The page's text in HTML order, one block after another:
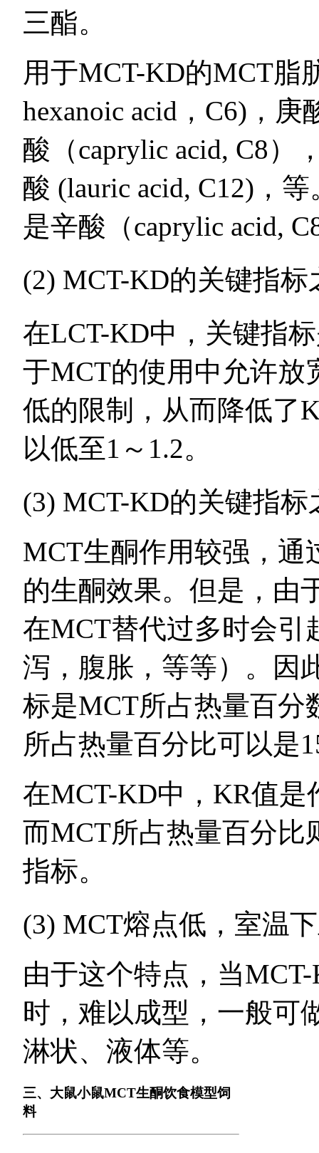
三酯。
用于MCT-KD的MCT脂
hexanoic acid，C6)，庚
酸（caprylic acid, C8）
酸 (lauric acid, C12)，
是辛酸（caprylic acid,
(2) MCT-KD的关键指标
在LCT-KD中，关键指
于MCT的使用中允许放
低的限制，从而降低了
以低至1～1.2。
(3) MCT-KD的关键指
MCT生酮作用较强，通
的生酮效果。但是，由
在MCT替代过多时会引
泻，腹胀，等等）。因
标是MCT所占热量百分
所占热量百分比可以是
在MCT-KD中，KR值
而MCT所占热量百分比
指标。
(3) MCT熔点低，室温
由于这个特点，当
时，难以成型，一般可
淋状、液体等。
三、大鼠小鼠MCT生酮饮食模型饲
料